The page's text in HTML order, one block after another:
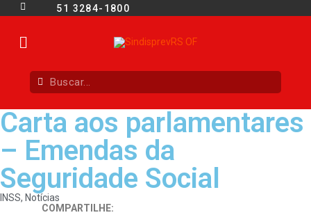
51 3284-1800
Carta aos parlamentares
– Emendas da
Seguridade Social
INSS, Notícias
COMPARTILHE: